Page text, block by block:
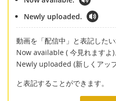
Newly uploaded.
動画を「配信中」と表記したい
Now available ( 今見れますよ)
Newly uploaded (新しくアッ
と表記することができます。